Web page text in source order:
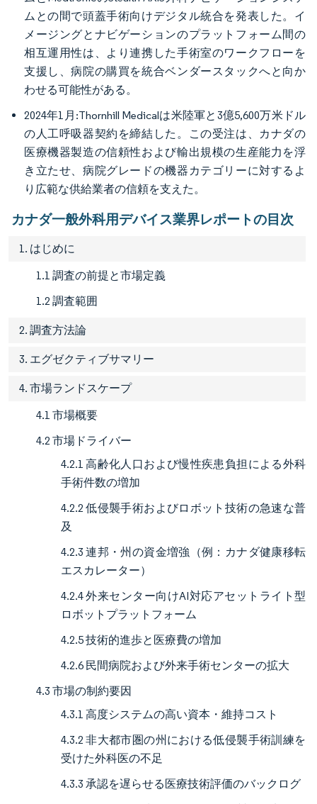
ムとの間で頭蓋手術向けデジタル統合を発表した。イ
メージングとナビゲーションのプラットフォーム間の
相互運用性は、より連携した手術室のワークフローを
支援し、病院の購買を統合ベンダースタックへと向か
わせる可能性がある。
2024年1月:Thornhill Medicalは米陸軍と3億5,600万米ドル
の人工呼吸器契約を締結した。この受注は、カナダの
医療機器製造の信頼性および輸出規模の生産能力を浮
き立たせ、病院グレードの機器カテゴリーに対するよ
り広範な供給業者の信頼を支えた。
カナダ一般外科用デバイス業界レポートの目次
1. はじめに
1.1 調査の前提と市場定義
1.2 調査範囲
2. 調査方法論
3. エグゼクティブサマリー
4. 市場ランドスケープ
4.1 市場概要
4.2 市場ドライバー
4.2.1 高齢化人口および慢性疾患負担による外科
手術件数の増加
4.2.2 低侵襲手術およびロボット技術の急速な普
及
4.2.3 連邦・州の資金増強（例：カナダ健康移転
エスカレーター）
4.2.4 外来センター向けAI対応アセットライト型
ロボットプラットフォーム
4.2.5 技術的進歩と医療費の増加
4.2.6 民間病院および外来手術センターの拡大
4.3 市場の制約要因
4.3.1 高度システムの高い資本・維持コスト
4.3.2 非大都市圏の州における低侵襲手術訓練を
受けた外科医の不足
4.3.3 承認を遅らせる医療技術評価のバックログ